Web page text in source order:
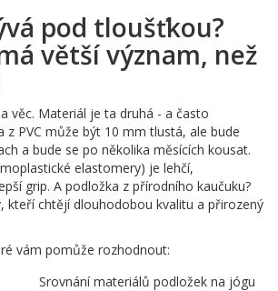
pod tloušťkou?
větší význam, než
věc. Materiál je ta druhá - a často
z PVC může být 10 mm tlustá, ale bude
a bude se po několika měsících kousat.
elastomery) je lehčí,
grip. A podložka z přírodního kaučuku?
kteří chtějí dlouhodobou kvalitu a přirozený
vám pomůže rozhodnout:
Srovnání materiálů podložek na jógu